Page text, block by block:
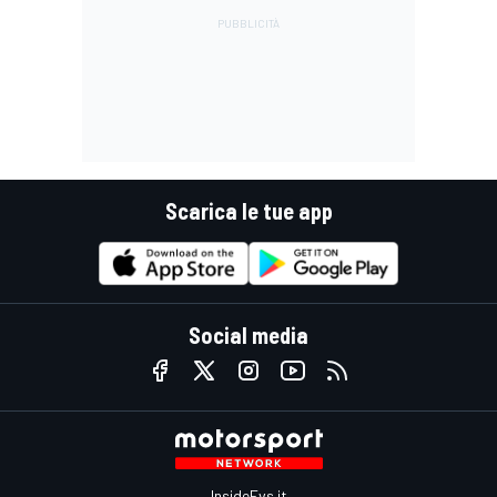
Scarica le tue app
Social media